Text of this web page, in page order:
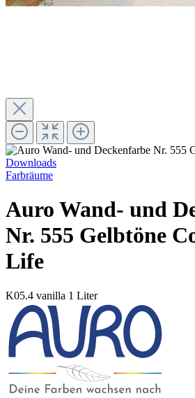
Downloads
Farbräume
Auro Wand- und
Nr. 555 Gelbtöne
Life
K05.4 vanilla 1 Liter